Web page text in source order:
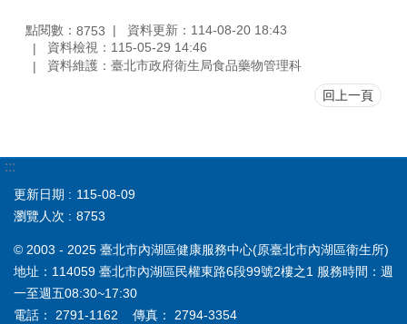
點閱數： 8753
資料更新：114-08-20 18:43
資料檢視：115-05-29 14:46
資料維護：臺北市政府衛生局食品藥物管理科
回上一頁
:::
更新日期
115-08-09
瀏覽人次
8753
© 2003 - 2025 臺北市內湖區健康服務中心(原臺北市內湖區衛生所)
地址：114059 臺北市內湖區民權東路6段99號2樓之1 服務時間：週
一至週五08:30~17:30
電話： 2791-1162 傳真： 2794-3354